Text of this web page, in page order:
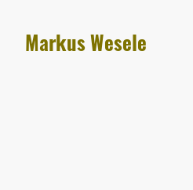
Markus Wesele